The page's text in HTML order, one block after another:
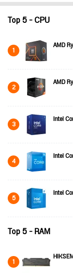
Top 5 - CPU
1 AMD
2 AMD
3 Intel
4 Intel
5 Intel
Top 5 - RAM
1